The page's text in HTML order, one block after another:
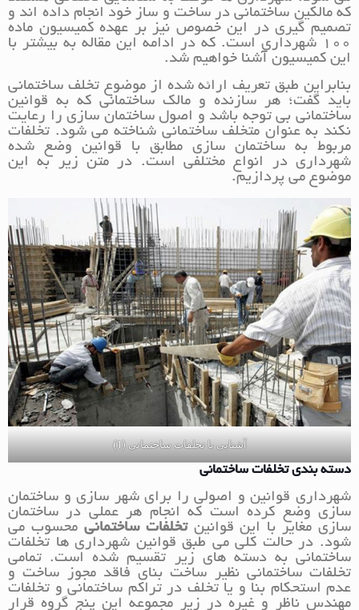
که مالکین ساختمانی در ساخت و ساز خود انجام داده اند و
تصمیم گیری در این خصوص نیز بر عهده کمیسیون ماده
100 شهرداری است. که در ادامه این مقاله به بیشتر با
این کمیسیون آشنا خواهیم شد.
بنابراین طبق تعریف ارائه شده از موضوع تخلف ساختمانی
باید گفت؛ هر سازنده و مالک ساختمانی که به قوانین
ساختمانی بی توجه باشد و اصول ساختمان سازی را رعایت
نکند به عنوان متخلف ساختمانی شناخته می شود. تخلفات
مربوط به ساختمان سازی مطابق با قوانین وضع شده
شهرداری در انواع مختلفی است. در متن زیر به این
موضوع می پردازیم.
آشنایی با تخلفات ساختمانی (1)
دسته بندی تخلفات ساختمانی
شهرداری قوانین و اصولی را برای شهر سازی و ساختمان
سازی وضع کرده است که انجام هر عملی در ساختمان
سازی مغایر با این قوانینتخلفات ساختمانی محسوب می
شود. در حالت کلی می طبق قوانین شهرداری ها تخلفات
ساختمانی به دسته های زیر تقسیم شده است. تمامی
تخلفات ساختمانی نظیر ساخت بنای فاقد مجوز ساخت و
عدم استحکام بنا و یا تخلف در تراکم ساختمانی و تخلفات
مهندس ناظر و غیره در زیر مجموعه این پنج گروه قرار